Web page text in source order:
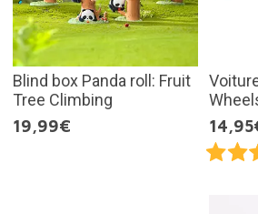
Blind box Panda roll: Fruit
Tree Climbing
19,99€